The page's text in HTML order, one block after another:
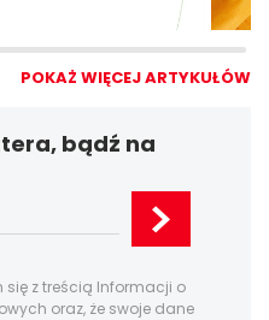
POKAŻ WIĘCEJ ARTYKUŁÓW
bądź na
się z treścią Informacji o
oraz, że swoje dane